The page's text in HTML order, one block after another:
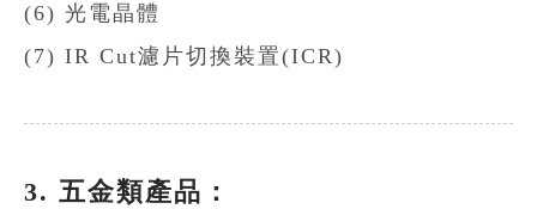
(6) 光電晶體
(7) IR Cut濾片切換裝置(ICR)
3. 五金類產品：